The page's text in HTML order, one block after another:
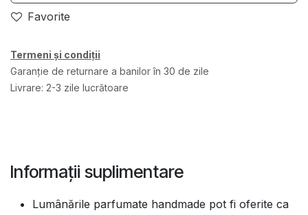
Favorite
Termeni și condiții
Garanție de returnare a banilor în 30 de zile
Livrare: 2-3 zile lucrătoare
Informații suplimentare
Lumânările parfumate handmade pot fi oferite ca